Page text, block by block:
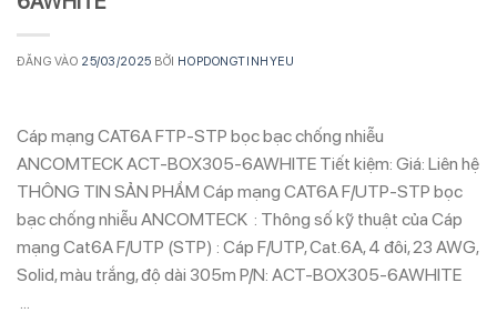
ĐĂNG VÀO 25/03/2025 BỞI HOPDONGTINHYEU
Cáp mạng CAT6A FTP-STP bọc bạc chống nhiễu
ANCOMTECK ACT-BOX305-6AWHITE Tiết kiệm: Giá: Liên hệ
THÔNG TIN SẢN PHẨM Cáp mạng CAT6A F/UTP-STP bọc
bạc chống nhiễu ANCOMTECK : Thông số kỹ thuật của Cáp
mạng Cat6A F/UTP (STP) : Cáp F/UTP, Cat.6A, 4 đôi, 23 AWG,
Solid, màu trắng, độ dài 305m P/N: ACT-BOX305-6AWHITE